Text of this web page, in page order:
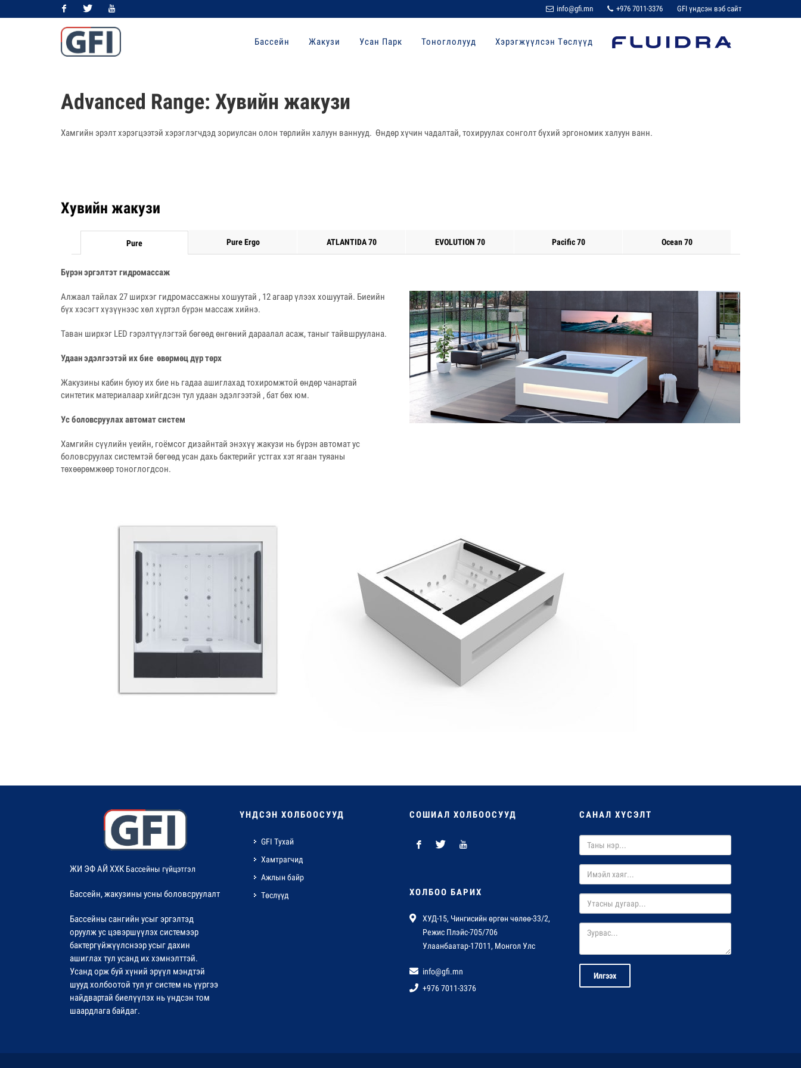
FacebookTwitter Youtube
info@gfi.mn +976 7011-3376 GFI үндсэн вэб сайт
Бассейн Жакузи Усан Парк Тоноглолууд Хэрэгжүүлсэн Төслүүд
Advanced Range: Хувийн жакузи
Хамгийн эрэлт хэрэгцээтэй хэрэглэгчдэд зориулсан олон төрлийн халуун ваннууд. Өндөр хүчин чадалтай, тохируулах сонголт бүхий эргономик халуун ванн.
Хувийн жакузи
Pure Pure Ergo ATLANTIDA 70 EVOLUTION 70 Pacific 70 Ocean 70
Бүрэн эргэлтэт гидромассаж
Алжаал тайлах 27 ширхэг гидромассажны хошуутай , 12 агаар үлээх хошуутай. Биеийн
бүх хэсэгт хүзүүнээс хөл хүртэл бүрэн массаж хийнэ.
Таван ширхэг LED гэрэлтүүлэгтэй бөгөөд өнгөний дараалал асаж, таныг тайвшруулана.
Удаанэдэлгээтэй их бие өвөрмөцдүртөрх
Жакузины кабин буюу их бие нь гадаа ашиглахад тохиромжтой өндөр чанартай
синтетик материалаар хийгдсэн тул удаан эдэлгээтэй , бат бөх юм.
Ус боловсруулах автомат систем
Хамгийн сүүлийн үеийн, гоёмсог дизайнтай энэхүү жакузи нь бүрэн автомат ус
боловсруулах системтэй бөгөөд усан дахь бактерийг устгах хэт ягаан туяаны
төхөөрөмжөөр тоноглогдсон.
ЖИ ЭФ АЙ ХХК Бассейны гүйцэтгэл
Бассейн, жакузины усны боловсруулалт
Бассейны сангийн усыг эргэлтэд
оруулж ус цэвэршүүлэх системээр
бактергүйжүүлснээр усыг дахин
ашиглах тул усанд их хэмнэлттэй.
Усанд орж буй хүний эрүүл мэндтэй
шууд холбоотой тул уг систем нь үүргээ
найдвартай биелүүлэх нь үндсэн том
шаардлага байдаг.
ҮНДСЭН ХОЛБООСУУД
GFI Тухай
Хамтрагчид
Ажлын байр
Төслүүд
СОШИАЛ ХОЛБООСУУД
ХОЛБОО БАРИХ
ХУД-15, Чингисийн өргөн чөлөө-33/2,
Режис Плэйс-705/706
Улаанбаатар-17011, Монгол Улс
info@gfi.mn
+976 7011-3376
САНАЛ ХҮСЭЛТ
Илгээх